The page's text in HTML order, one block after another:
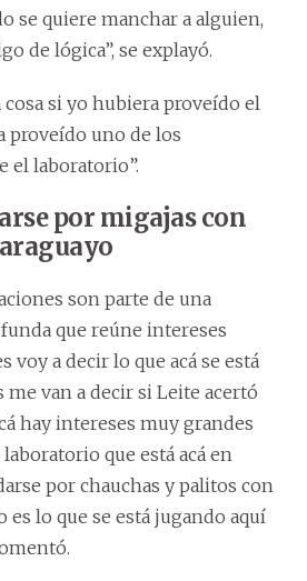
se quiere manchar a alguien,
de lógica”, se explayó.
cosa si yo hubiera proveído el
proveído uno de los
el laboratorio”.
por migajas con
son parte de una
que reúne intereses
voy a decir lo que acá se está
me van a decir si Leite acertó
hay intereses muy grandes
que está acá en
por chauchas y palitos con
es lo que se está jugando aquí